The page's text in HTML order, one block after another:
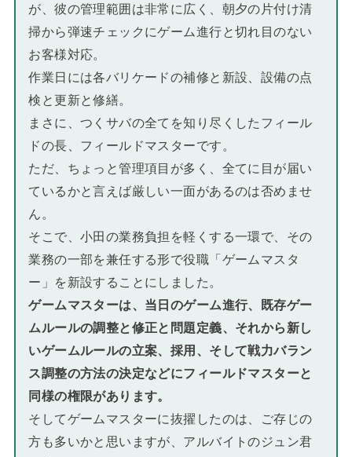
が、彼の管理範囲は非常に広く、朝夕の片付け清
掃から弾速チェックにゲーム進行と切れ目のない
お客様対応。
作業日には各バリケードの補修と新設、設備の点
検と更新と修繕。
まさに、つくサバの全てを知り尽くしたフィール
ドの長、フィールドマスターです。
ただ、ちょっと管理項目が多く、全てに目が届い
ているかと言えば厳しい一面があるのは否めませ
ん。
そこで、小田の業務負担を軽くする一環で、その
業務の一部を兼任する形で役職「ゲームマスタ
ー」を新設することにしました。
ゲームマスターは、当日のゲーム進行、既存ゲー
ムルールの調整と修正と問題定義、それから新し
いゲームルールの立案、採用、そして戦力バラン
ス調整の方法の決定などにフィールドマスターと
同様の権限があります。
そしてゲームマスターに抜擢したのは、ご存じの
方も多いかと思いますが、アルバイトのジュン君